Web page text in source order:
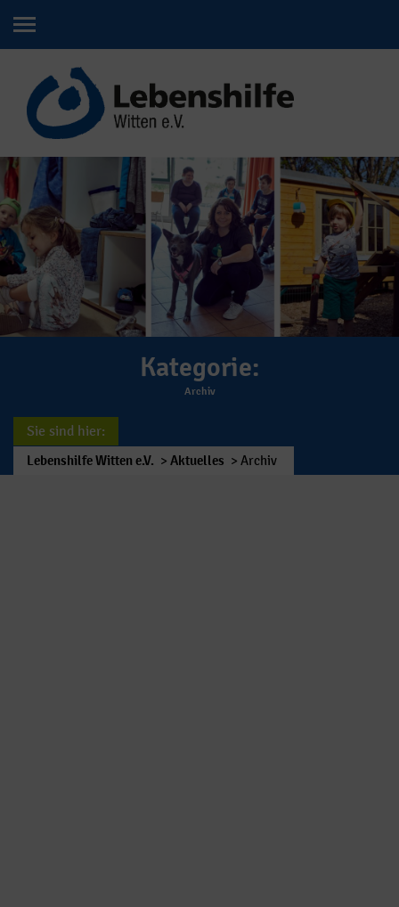
Kategorie:
Archiv
Sie sind hier:
Lebenshilfe Witten e.V. > Aktuelles > Archiv